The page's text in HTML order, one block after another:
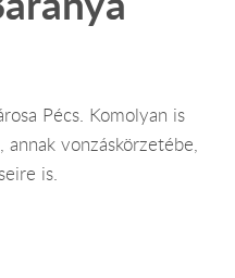
Pécs. Komolyan is
vonzáskörzetébe,
is.